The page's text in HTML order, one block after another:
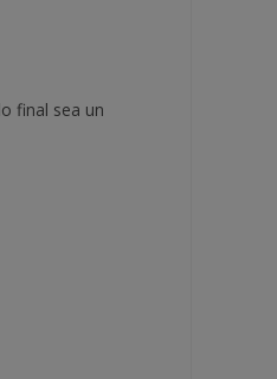
final sea un